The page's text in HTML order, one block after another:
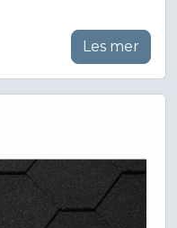
Les mer